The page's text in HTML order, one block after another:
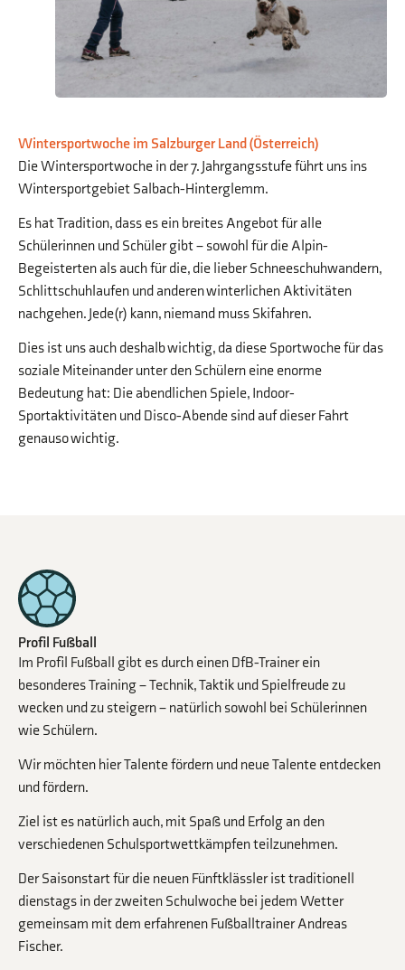
Wintersportwoche im Salzburger Land (Österreich)
Die Wintersportwoche in der 7. Jahrgangsstufe führt uns ins
Wintersportgebiet Salbach-Hinterglemm.
Es hat Tradition, dass es ein breites Angebot für alle
Schülerinnen und Schüler gibt – sowohl für die Alpin-
Begeisterten als auch für die, die lieber Schneeschuhwandern,
Schlittschuhlaufen und anderen winterlichen Aktivitäten
nachgehen. Jede(r) kann, niemand muss Skifahren.
Dies ist uns auch deshalb wichtig, da diese Sportwoche für das
soziale Miteinander unter den Schülern eine enorme
Bedeutung hat: Die abendlichen Spiele, Indoor-
Sportaktivitäten und Disco-Abende sind auf dieser Fahrt
genauso wichtig.
Profil Fußball
Im Profil Fußball gibt es durch einen DfB-Trainer ein
besonderes Training – Technik, Taktik und Spielfreude zu
wecken und zu steigern – natürlich sowohl bei Schülerinnen
wie Schülern.
Wir möchten hier Talente fördern und neue Talente entdecken
und fördern.
Ziel ist es natürlich auch, mit Spaß und Erfolg an den
verschiedenen Schulsportwettkämpfen teilzunehmen.
Der Saisonstart für die neuen Fünftklässler ist traditionell
dienstags in der zweiten Schulwoche bei jedem Wetter
gemeinsam mit dem erfahrenen Fußballtrainer Andreas
Fischer.